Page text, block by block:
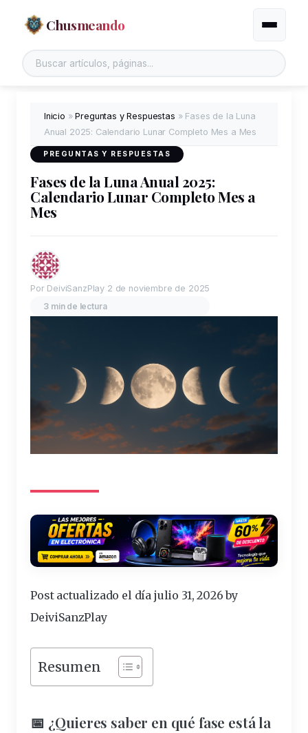
Chusmeando Alternar
Inicio »Preguntas y Respuestas » Fases de la Luna
Anual 2025: Calendario Lunar Completo Mes a Mes
PREGUNTAS Y RESPUESTAS
Fases de la Luna Anual 2025:
Calendario Lunar Completo Mes a
Mes
Por DeiviSanzPlay 2 de noviembre de 2025
3 min de lectura
Post actualizado el día julio 31, 2026 by
DeiviSanzPlay
Resumen
📅 ¿Quieres saber en qué fase está la